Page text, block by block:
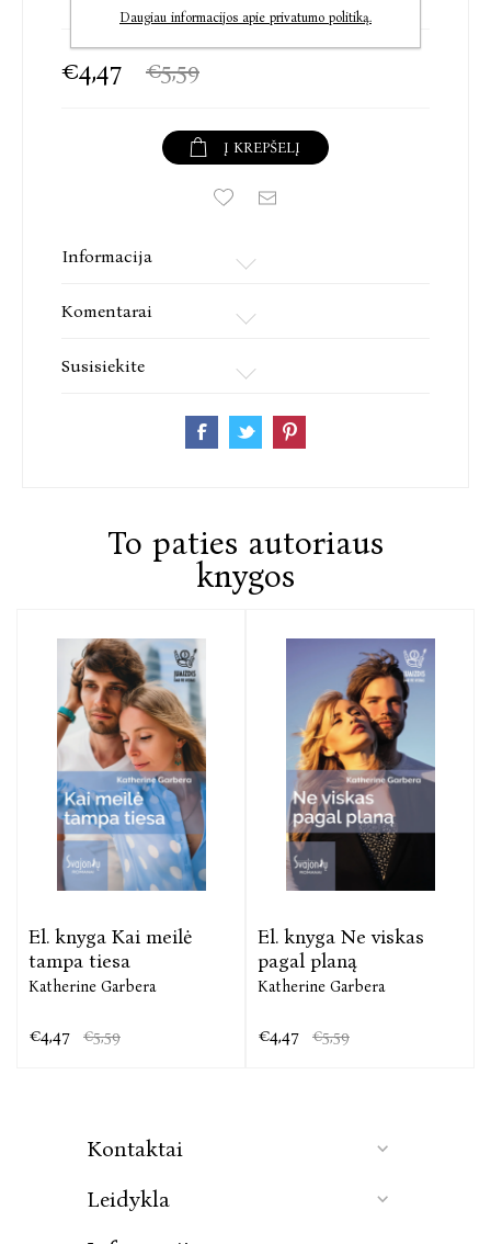
€4,47 €5,59
Į KREPŠELĮ
Informacija
Komentarai
Susisiekite
To paties autoriaus
knygos
El. knyga Kai meilė
tampa tiesa
Katherine Garbera
€4,47 €5,59
El. knyga Ne viskas
pagal planą
Katherine Garbera
€4,47 €5,59
Kontaktai
Leidykla
Daugiau informacijos apie privatumo politiką.